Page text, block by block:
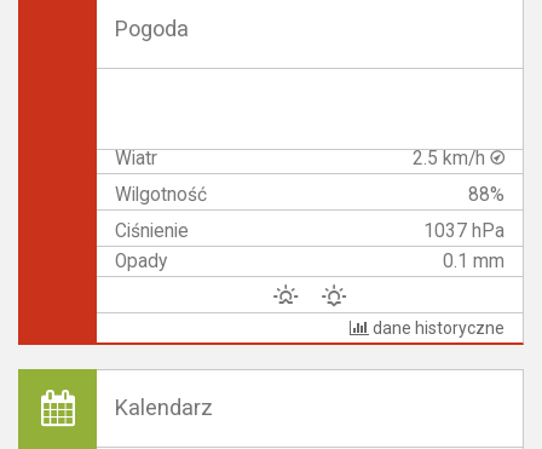
Pogoda
Wiatr
2.5 km/h
Wilgotność
88%
Ciśnienie
1037 hPa
Opady
0.1 mm
dane historyczne
Kalendarz